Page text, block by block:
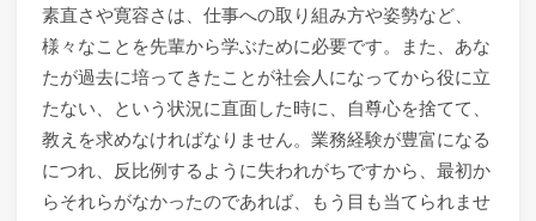
素直さや寛容さは、仕事への取り組み方や姿勢など、
様々なことを先輩から学ぶために必要です。また、あな
たが過去に培ってきたことが社会人になってから役に立
たない、という状況に直面した時に、自尊心を捨てて、
教えを求めなければなりません。業務経験が豊富になる
につれ、反比例するように失われがちですから、最初か
らそれらがなかったのであれば、もう目も当てられませ